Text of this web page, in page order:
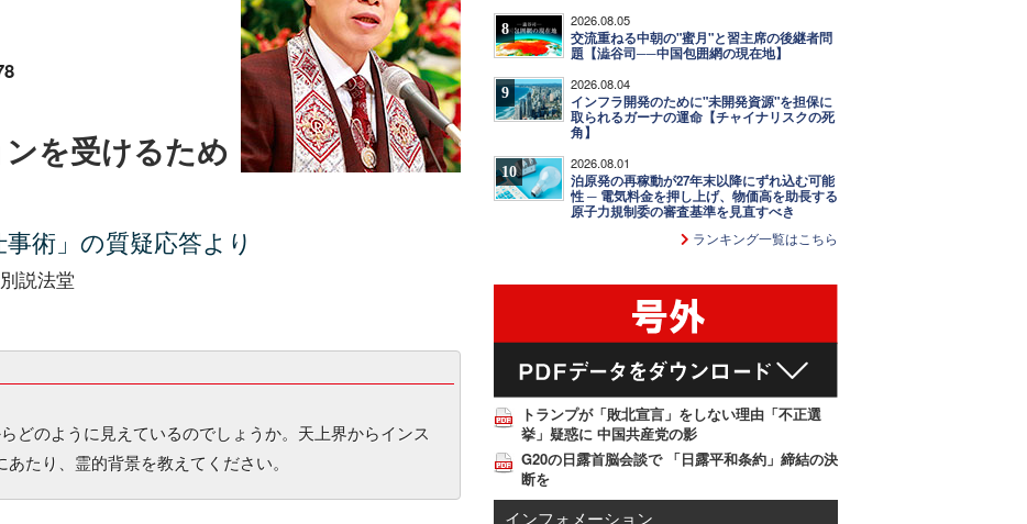
を受けるため
術」の質疑応答より
説法堂
どのように見えているのでしょうか。天上界からインス
たり、霊的背景を教えてください。
8 2026.08.05
交流重ねる中朝の"蜜月"と習主席の後継者問
題【澁谷司──中国包囲網の現在地】
9 2026.08.04
インフラ開発のために"未開発資源"を担保に
取られるガーナの運命【チャイナリスクの死
角】
10 2026.08.01
泊原発の再稼動が27年末以降にずれ込む可能
性 ─ 電気料金を押し上げ、物価高を助長する
原子力規制委の審査基準を見直すべき
ランキング一覧はこちら
トランプが「敗北宣言」をしない理由「不正選
挙」疑惑に 中国共産党の影
G20の日露首脳会談で 「日露平和条約」締結の決
断を
インフォメーション